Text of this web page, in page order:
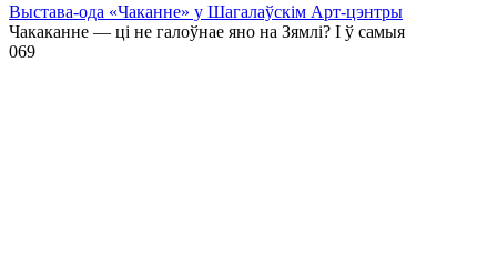
Выстава-ода «Чаканне» у Шагалаўскім Арт-цэнтры
Чакаканне — ці не галоўнае яно на Зямлі? І ў самыя
069